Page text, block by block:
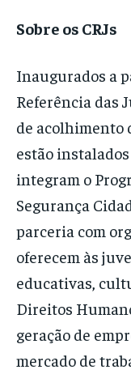
Sobre os CRJs
Inaugurados a
Referência das
de acolhimento
estão
integram o
Segurança
parceria com
oferecem às
educativas,
Direitos
geração de
mercado de